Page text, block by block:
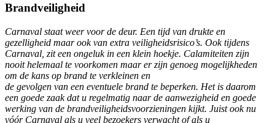
Brandveiligheid
Carnaval staat weer voor de deur. Een tijd van drukte en
gezelligheid maar ook van extra veiligheidsrisico’s. Ook tijdens
Carnaval, zit een ongeluk in een klein hoekje. Calamiteiten zijn
nooit helemaal te voorkomen maar er zijn genoeg mogelijkheden
om de kans op brand te verkleinen en
de gevolgen van een eventuele brand te beperken. Het is daarom
een goede zaak dat u regelmatig naar de aanwezigheid en goede
werking van de brandveiligheidsvoorzieningen kijkt. Juist ook nu
vóór Carnaval als u veel bezoekers verwacht of als u